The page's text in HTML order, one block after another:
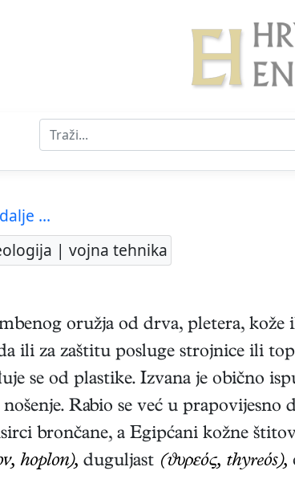
...
| vojna tehnika
oružja od drva, pletera,
ili za zaštitu posluge strojnice ili
se od plastike. Izvana je obično
Rabio se već u
brončane, a Egipćani kožne
hoplon), duguljast (ϑυρεóς, thyreós),